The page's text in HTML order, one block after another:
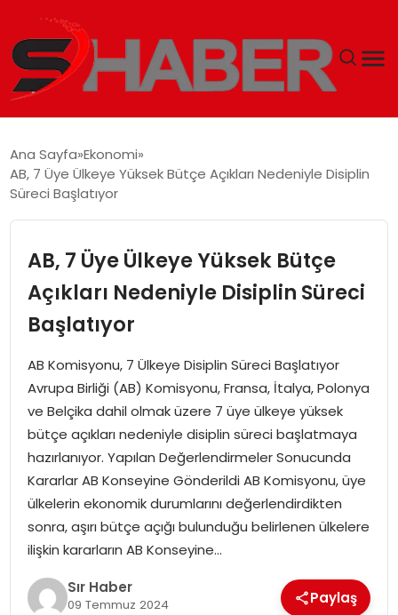
MAGAZIN
EKONOMI
SIYASET
EĞITIM
YAŞAM
Ana Sayfa Ekonomi
AB, 7 Üye Ülkeye Yüksek Bütçe Açıkları Nedeniyle Disiplin
Süreci Başlatıyor
AB, 7 Üye Ülkeye Yüksek Bütçe
Açıkları Nedeniyle Disiplin Süreci
Başlatıyor
AB Komisyonu, 7 Ülkeye Disiplin Süreci Başlatıyor
Avrupa Birliği (AB) Komisyonu, Fransa, İtalya, Polonya
ve Belçika dahil olmak üzere 7 üye ülkeye yüksek
bütçe açıkları nedeniyle disiplin süreci başlatmaya
hazırlanıyor. Yapılan Değerlendirmeler Sonucunda
Kararlar AB Konseyine Gönderildi AB Komisyonu, üye
ülkelerin ekonomik durumlarını değerlendirdikten
sonra, aşırı bütçe açığı bulunduğu belirlenen ülkelere
ilişkin kararların AB Konseyine…
Sır Haber
09 Temmuz 2024 Paylaş